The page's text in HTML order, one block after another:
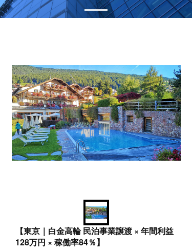
g
a
【東京｜白金高輪 民泊事業譲渡 × 年間利益
128万円 × 稼働率84％】